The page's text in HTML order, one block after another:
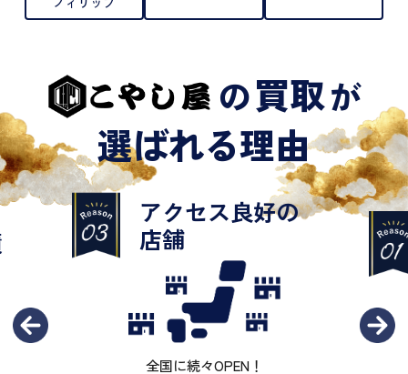
の買取が
選ばれる理由
お茶飲み感覚で⚪︎
査定相談だけでも大歓迎